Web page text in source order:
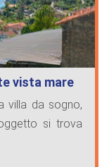
vista mare
villa da sogno,
si trova